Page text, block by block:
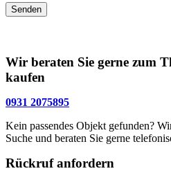
Bitte lasse dieses Feld leer.
Wir beraten Sie gerne zum
kaufen
0931 2075895
Kein passendes Objekt gefunden?
Suche und beraten Sie gerne
Rückruf anfordern